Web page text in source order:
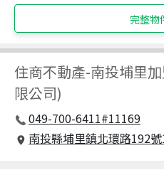
完整物
住商不動產-南投埔里
限公司)
049-700-6411#11169
南投縣埔里鎮北環路192